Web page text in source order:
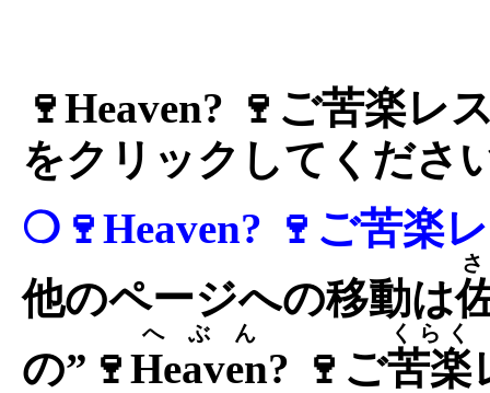
🍷Heaven? 🍷ご苦楽レ
をクリックしてくださ
❍🍷Heaven? 🍷ご苦楽
他のページへの移動は
の”🍷Heaven
へぶん
? 🍷ご苦楽
くらく